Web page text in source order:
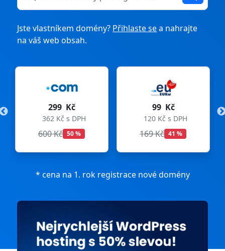
Jste vlastníkem domény? Přihlaste sea nahrajte
na váš web obsah.
299 Kč
362 Kč s DPH
600 Kč 50 %
99 Kč
120 Kč s DPH
169 Kč 41 %
* cena na 1. rok registrace nové domény